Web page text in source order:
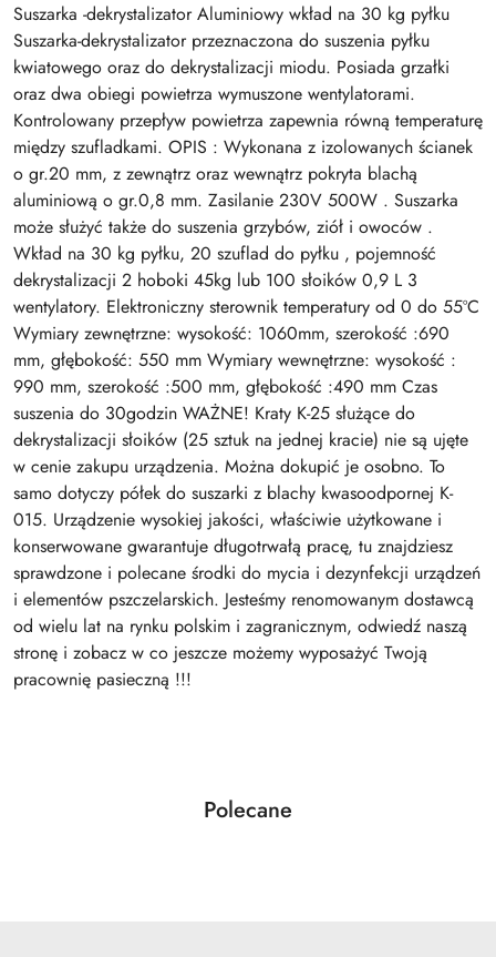
Suszarka -dekrystalizator Aluminiowy wkład na 30 kg pyłku
Suszarka-dekrystalizator przeznaczona do suszenia pyłku
kwiatowego oraz do dekrystalizacji miodu. Posiada grzałki
oraz dwa obiegi powietrza wymuszone wentylatorami.
Kontrolowany przepływ powietrza zapewnia równą temperaturę
między szufladkami. OPIS : Wykonana z izolowanych ścianek
o gr.20 mm, z zewnątrz oraz wewnątrz pokryta blachą
aluminiową o gr.0,8 mm. Zasilanie 230V 500W . Suszarka
może służyć także do suszenia grzybów, ziół i owoców .
Wkład na 30 kg pyłku, 20 szuflad do pyłku , pojemność
dekrystalizacji 2 hoboki 45kg lub 100 słoików 0,9 L 3
wentylatory. Elektroniczny sterownik temperatury od 0 do 55ºC
Wymiary zewnętrzne: wysokość: 1060mm, szerokość :690
mm, głębokość: 550 mm Wymiary wewnętrzne: wysokość :
990 mm, szerokość :500 mm, głębokość :490 mm Czas
suszenia do 30godzin WAŻNE! Kraty K-25 służące do
dekrystalizacji słoików (25 sztuk na jednej kracie) nie są ujęte
w cenie zakupu urządzenia. Można dokupić je osobno. To
samo dotyczy półek do suszarki z blachy kwasoodpornej K-
015. Urządzenie wysokiej jakości, właściwie użytkowane i
konserwowane gwarantuje długotrwałą pracę, tu znajdziesz
sprawdzone i polecane środki do mycia i dezynfekcji urządzeń
i elementów pszczelarskich. Jesteśmy renomowanym dostawcą
od wielu lat na rynku polskim i zagranicznym, odwiedź naszą
stronę i zobacz w co jeszcze możemy wyposażyć Twoją
pracownię pasieczną !!!
Pomiń karuzelę produktów
Produkty
Polecane